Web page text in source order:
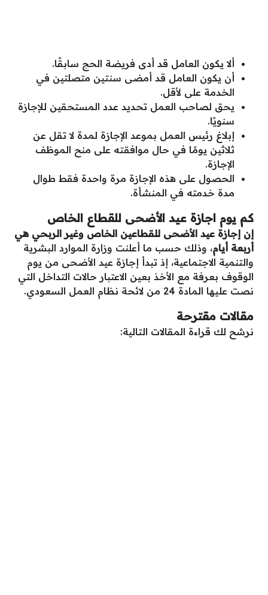
ألا يكون العامل قد أدى فريضة الحج سابقًا.
أن يكون العامل قد أمضى سنتين متصلتين في
الخدمة على لأقل.
يحق لصاحب العمل تحديد عدد المستحقين للإجازة
سنويًا.
إبلاغ رئيس العمل بموعد الإجازة لمدة لا تقل عن
ثلاثين يومًا في حال موافقته على منح الموظف
الإجازة.
الحصول على هذه الإجازة مرة واحدة فقط طوال
مدة خدمته في المنشأة.
كم يوم اجازة عيد الأضحى للقطاع الخاص
إن إجازة عيد الأضحى للقطاعين الخاص وغير الربحي هي
أربعة أيام، وذلك حسب ما أعلنت وزارة الموارد البشرية
والتنمية الاجتماعية، إذ تبدأ إجازة عيد الأضحى من يوم
الوقوف بعرفة مع الأخذ بعين الاعتبار حالات التداخل التي
نصت عليها المادة 24 من لائحة نظام العمل السعودي.
مقالات مقترحة
نرشح لك قراءة المقالات التالية: